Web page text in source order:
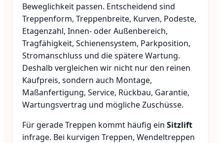
Beweglichkeit passen. Entscheidend sind
Treppenform, Treppenbreite, Kurven, Podeste,
Etagenzahl, Innen- oder Außenbereich,
Tragfähigkeit, Schienensystem, Parkposition,
Stromanschluss und die spätere Wartung.
Deshalb vergleichen wir nicht nur den reinen
Kaufpreis, sondern auch Montage,
Maßanfertigung, Service, Rückbau, Garantie,
Wartungsvertrag und mögliche Zuschüsse.
Für gerade Treppen kommt häufig ein Sitzlift
infrage. Bei kurvigen Treppen, Wendeltreppen